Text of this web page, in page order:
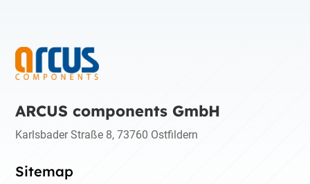
ARCUS components GmbH
Karlsbader Straße 8, 73760 Ostfildern
Sitemap